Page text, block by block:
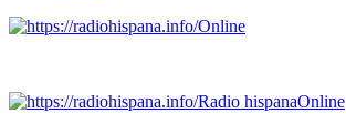
Online
Radio hispanaOnline